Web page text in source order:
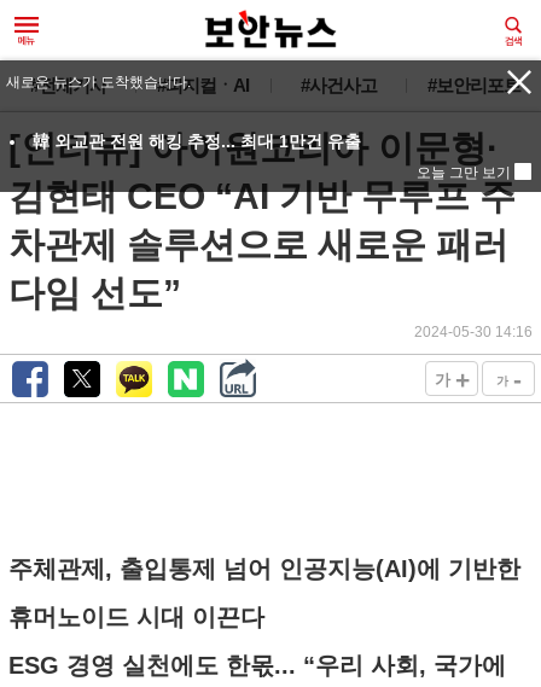
#전체기사 #피지컬ㆍAI #사건사고 #보안리포트
[인터뷰] 아이원코리아 이문형·
김현태 CEO “AI 기반 무루프 주
차관제 솔루션으로 새로운 패러
다임 선도”
2024-05-30 14:16
가 + 가 -
주체관제, 출입통제 넘어 인공지능(AI)에 기반한
휴머노이드 시대 이끈다
ESG 경영 실천에도 한몫... “우리 사회, 국가에
새로운 뉴스가 도착했습니다.
韓 외교관 전원 해킹 추정... 최대 1만건 유출
오늘 그만 보기